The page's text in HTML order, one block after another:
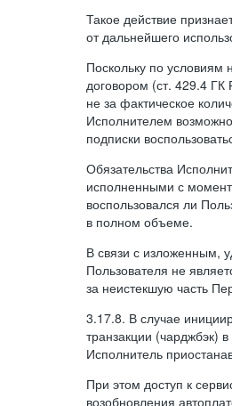
Такое действие
от дальнейшего
Поскольку по условиям
договором (ст. 429.4 ГК
не за фактическое
Исполнителем
подписки
Обязательства
исполненными с
воспользовался ли
в полном объеме.
В связи с изложенным,
Пользователя не
за неистекшую часть
3.17.8. В случае
транзакции (чарджбэк)
Исполнитель
При этом доступ к
возобновления